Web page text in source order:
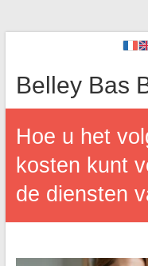
Belley Bas
Hoe u het
kosten kunt
de diensten